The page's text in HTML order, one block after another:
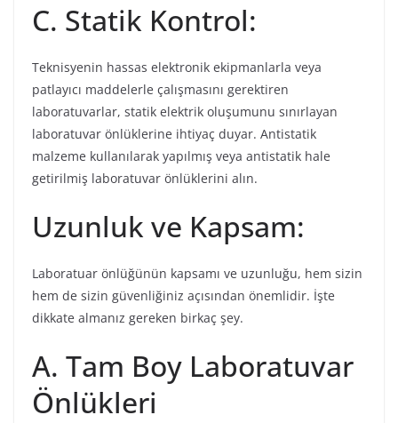
C. Statik Kontrol:
Teknisyenin hassas elektronik ekipmanlarla veya
patlayıcı maddelerle çalışmasını gerektiren
laboratuvarlar, statik elektrik oluşumunu sınırlayan
laboratuvar önlüklerine ihtiyaç duyar. Antistatik
malzeme kullanılarak yapılmış veya antistatik hale
getirilmiş laboratuvar önlüklerini alın.
Uzunluk ve Kapsam:
Laboratuar önlüğünün kapsamı ve uzunluğu, hem sizin
hem de sizin güvenliğiniz açısından önemlidir. İşte
dikkate almanız gereken birkaç şey.
A. Tam Boy Laboratuvar
Önlükleri